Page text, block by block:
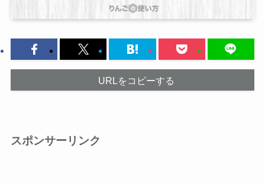
URLをコピーする
スポンサーリンク